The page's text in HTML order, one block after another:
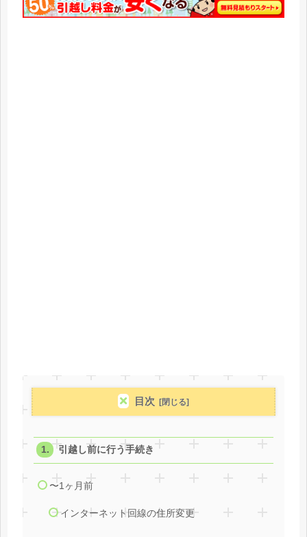
目次
引越し前に行う手続き
〜1ヶ月前
インターネット回線の住所変更